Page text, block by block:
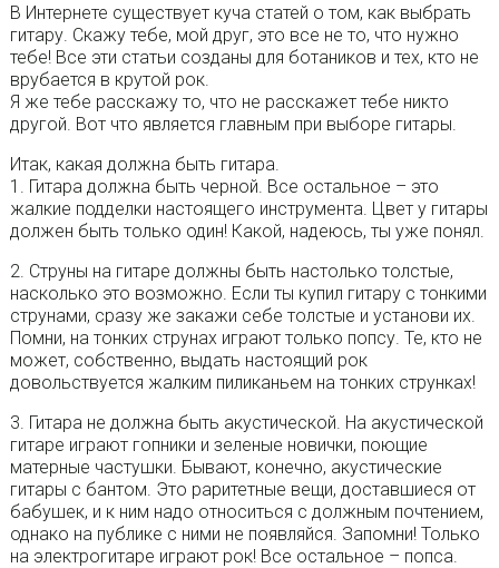
В Интернете существует куча статей о том, как выбрать
гитару. Скажу тебе, мой друг, это все не то, что нужно
тебе! Все эти статьи созданы для ботаников и тех, кто не
врубается в крутой рок.
Я же тебе расскажу то, что не расскажет тебе никто
другой. Вот что является главным при выборе гитары.
Итак, какая должна быть гитара.
1. Гитара должна быть черной. Все остальное – это
жалкие подделки настоящего инструмента. Цвет у гитары
должен быть только один! Какой, надеюсь, ты уже понял.
2. Струны на гитаре должны быть настолько толстые,
насколько это возможно. Если ты купил гитару с тонкими
струнами, сразу же закажи себе толстые и установи их.
Помни, на тонких струнах играют только попсу. Те, кто не
может, собственно, выдать настоящий рок
довольствуется жалким пиликаньем на тонких струнках!
3. Гитара не должна быть акустической. На акустической
гитаре играют гопники и зеленые новички, поющие
матерные частушки. Бывают, конечно, акустические
гитары с бантом. Это раритетные вещи, доставшиеся от
бабушек, и к ним надо относиться с должным почтением,
однако на публике с ними не появляйся. Запомни! Только
на электрогитаре играют рок! Все остальное – попса.